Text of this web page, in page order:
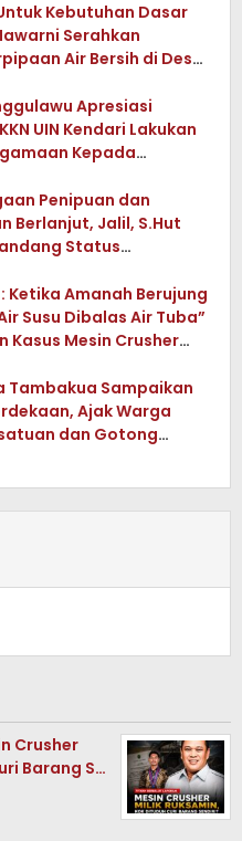
Kebutuhan Dasar
Serahkan
Air Bersih di Desa
Apresiasi
UIN Kendari Lakukan
Kepada
Penipuan dan
Berlanjut, Jalil, S.Hut
Status
Ketika Amanah Berujung
Susu Dibalas Air Tuba”
Kasus Mesin Crusher
Tambakua Sampaikan
Ajak Warga
dan Gotong
Crusher
Barang S…